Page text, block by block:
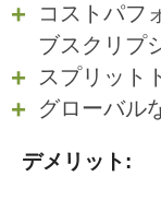
コストパフ
ブスクリプ
スプリット
グローバル
デメリット: